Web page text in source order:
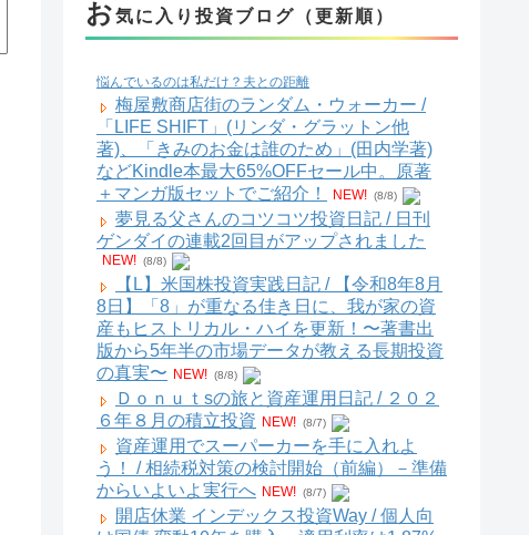
お気に入り投資ブログ（更新順）
悩んでいるのは私だけ？夫との距離
梅屋敷商店街のランダム・ウォーカー /
「LIFE SHIFT」(リンダ・グラットン他
著)、「きみのお金は誰のため」(田内学著)
などKindle本最大65%OFFセール中。原著
＋マンガ版セットでご紹介！
NEW! (8/8)
夢見る父さんのコツコツ投資日記 / 日刊
ゲンダイの連載2回目がアップされました
NEW! (8/8)
【L】米国株投資実践日記 / 【令和8年8月
8日】「8」が重なる佳き日に、我が家の資
産もヒストリカル・ハイを更新！〜著書出
版から5年半の市場データが教える長期投資
の真実〜 NEW! (8/8)
Ｄｏｎｕｔsの旅と資産運用日記 / ２０２
６年８月の積立投資 NEW! (8/7)
資産運用でスーパーカーを手に入れよ
う！ / 相続税対策の検討開始（前編）－準備
からいよいよ実行へ NEW! (8/7)
開店休業 インデックス投資Way / 個人向